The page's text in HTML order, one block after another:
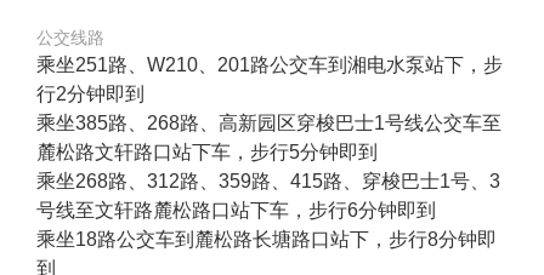
公交线路
乘坐251路、W210、201路公交车到湘电水泵站下，步
行2分钟即到
乘坐385路、268路、高新园区穿梭巴士1号线公交车至
麓松路文轩路口站下车，步行5分钟即到
乘坐268路、312路、359路、415路、穿梭巴士1号、3
号线至文轩路麓松路口站下车，步行6分钟即到
乘坐18路公交车到麓松路长塘路口站下，步行8分钟即
到